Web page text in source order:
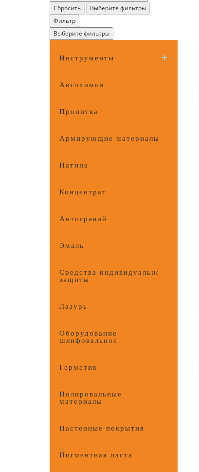
Сбросить
Выберите фильтры
Фильтр
Выберите фильтры
Инструменты
Автохимия
Пропитка
Армирующие материалы
Патина
Концентрат
Антигравий
Эмаль
Средства индивидуальной
защиты
Лазурь
Оборудование
шлифовальное
Герметик
Полировальные
материалы
Настенные покрытия
Пигментная паста